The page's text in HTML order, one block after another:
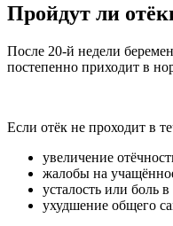
Пройдут ли
После 20-й недели
постепенно приходит в
Если отёк не проходит в
увеличение
жалобы на
усталость или боль в
ухудшение общего